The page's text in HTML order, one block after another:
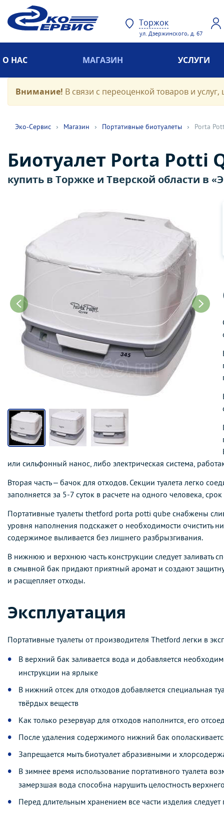
Торжок
ул. Дзержинского, д. 67
О НАС МАГАЗИН УСЛУГИ
Внимание! В связи с переоценкой товаров и
Эко-Cервис › Магазин › Портативные биотуалеты › Porta
Биотуалет Porta Potti
купить в Торжке и Тверской области в
или сильфонный нанос, либо электрическая система,
Вторая часть – бачок для отходов. Секции туалета легко
заполняется за 5-7 суток в расчете на одного человека,
Портативные туалеты thetford porta potti qube снабжены
уровня наполнения подскажет о необходимости очистить
содержимое выливается без лишнего разбрызгивания.
В нижнюю и верхнюю часть конструкции следует заливать
в смывной бак придают приятный аромат и создают
и расщепляет отходы.
Эксплуатация
Портативные туалеты от производителя Thetford легки в
В верхний бак заливается вода и добавляется
инструкции на ярлыке
В нижний отсек для отходов добавляется специальная
твёрдых веществ
Как только резервуар для отходов наполнится, его
После удаления содержимого нижний бак
Запрещается мыть биотуалет абразивными и
В зимнее время использование портативного туалета
замерзшая вода способна нарушить целостность
Перед длительным хранением все части изделия